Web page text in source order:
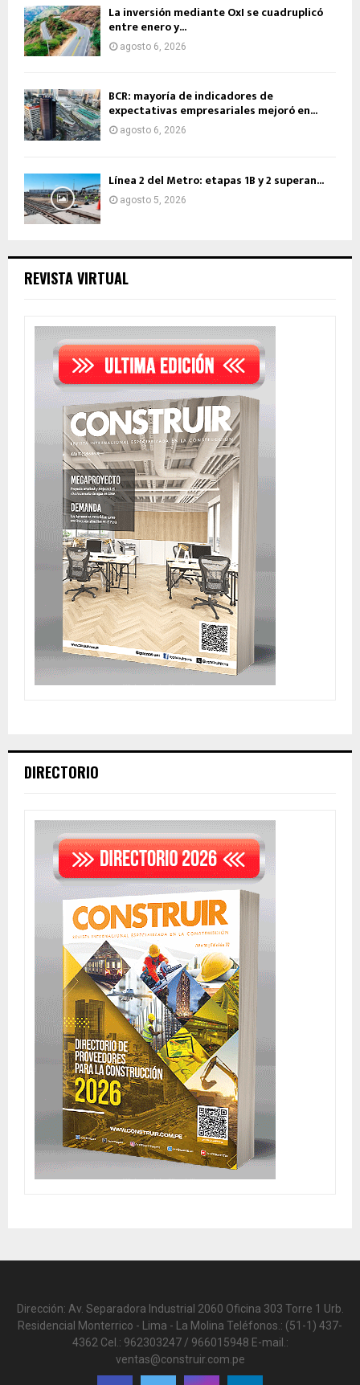
La inversión mediante OxI se cuadruplicó
entre enero y...
agosto 6, 2026
BCR: mayoría de indicadores de
expectativas empresariales mejoró en...
agosto 6, 2026
Línea 2 del Metro: etapas 1B y 2 superan...
agosto 5, 2026
REVISTA VIRTUAL
DIRECTORIO
Dirección: Av. Separadora Industrial 2060 Oficina 303 Torre 1 Urb.
Residencial Monterrico - Lima - La Molina Teléfonos.: (51-1) 437-
4362 Cel.: 962303247 / 966015948 E-mail.:
ventas@construir.com.pe